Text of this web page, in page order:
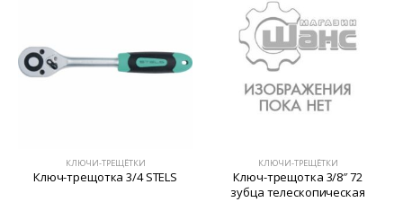
КЛЮЧИ-ТРЕЩЁТКИ
Ключ-трещотка 3/4 STELS
КЛЮЧИ-ТРЕЩЁТКИ
Ключ-трещотка 3/8″ 72
зубца телескопическая